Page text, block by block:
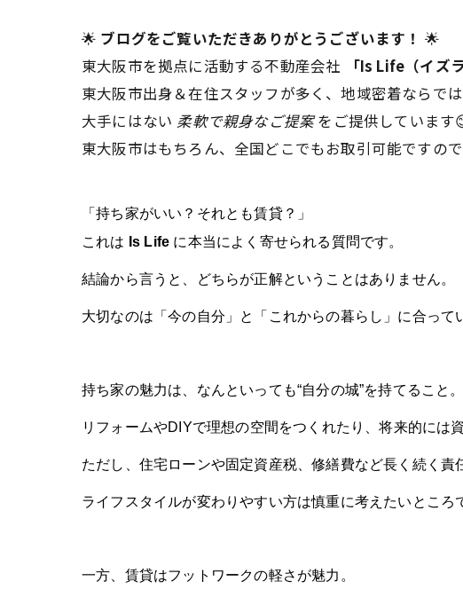
🌟 ブログをご覧いただきありがとうございます！ 🌟
東大阪市を拠点に活動する不動産会社
「Is Life（イズ
東大阪市出身＆在住スタッフが多く、地域密着ならで
大手にはない 柔軟で親身なご提案をご提供しています
東大阪市はもちろん、全国どこでもお取引可能ですの
「持ち家がいい？それとも賃貸？」
これは Is Life に本当によく寄せられる質問です。
結論から言うと、どちらが正解ということはありません。
大切なのは「今の自分」と「これからの暮らし」に合って
持ち家の魅力は、なんといっても“自分の城”を持てること。
リフォームやDIYで理想の空間をつくれたり、将来的には
ただし、住宅ローンや固定資産税、修繕費など長く続く責
ライフスタイルが変わりやすい方は慎重に考えたいところ
一方、賃貸はフットワークの軽さが魅力。